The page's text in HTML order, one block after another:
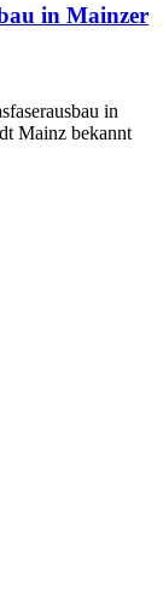
in Mainzer
in
Mainz bekannt